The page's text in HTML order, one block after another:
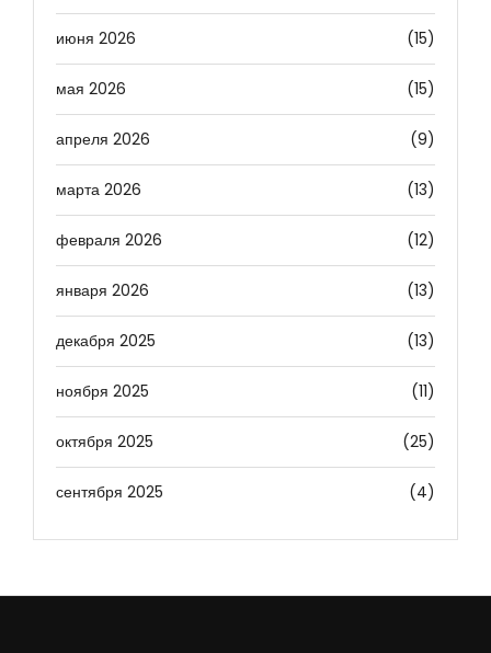
июня 2026 (15)
мая 2026 (15)
апреля 2026 (9)
марта 2026 (13)
февраля 2026 (12)
января 2026 (13)
декабря 2025 (13)
ноября 2025 (11)
октября 2025 (25)
сентября 2025 (4)